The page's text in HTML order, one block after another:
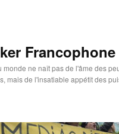
Francophone
monde ne naît pas de l'âme des
mais de l'insatiable appétit des